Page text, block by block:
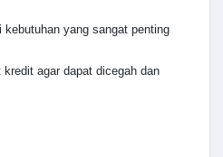
yang sangat penting
agar dapat dicegah dan